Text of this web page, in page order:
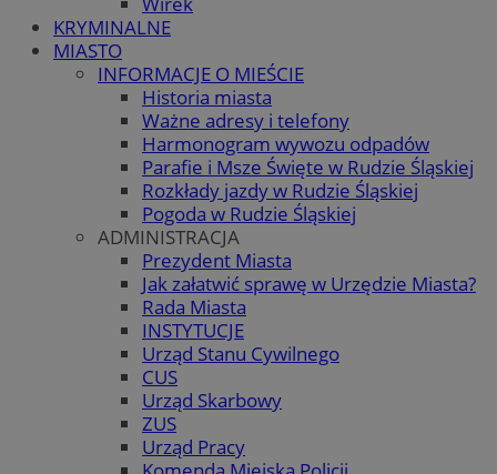
KRYMINALNE
MIASTO
INFORMACJE O MIEŚCIE
Historia miasta
Ważne adresy i telefony
Harmonogram wywozu odpadów
Parafie i Msze Święte w Rudzie Śląskiej
Rozkłady jazdy w Rudzie Śląskiej
Pogoda w Rudzie Śląskiej
ADMINISTRACJA
Prezydent Miasta
Jak załatwić sprawę w Urzędzie Miasta?
Rada Miasta
INSTYTUCJE
Urząd Stanu Cywilnego
CUS
Urząd Skarbowy
ZUS
Urząd Pracy